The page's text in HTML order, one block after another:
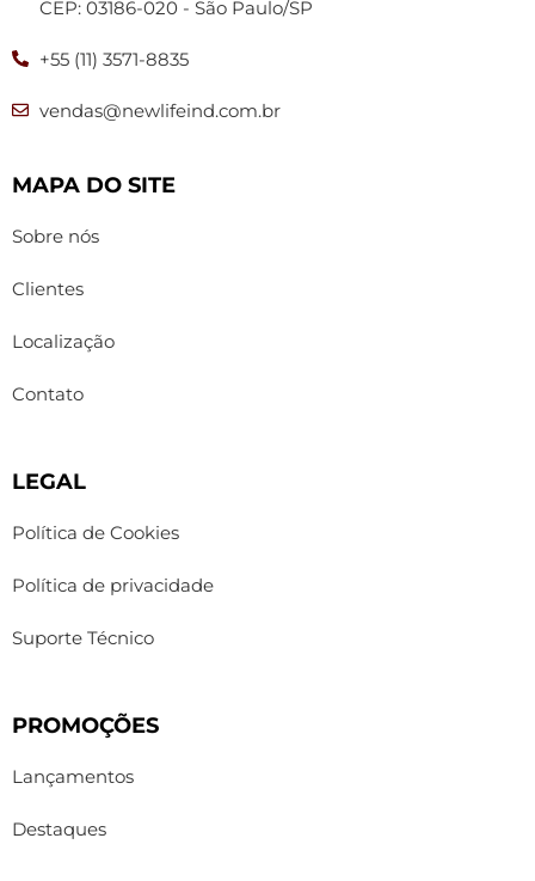
CEP: 03186-020 - São Paulo/SP
+55 (11) 3571-8835
vendas@newlifeind.com.br
MAPA DO SITE
Sobre nós
Clientes
Localização
Contato
LEGAL
Política de Cookies
Política de privacidade
Suporte Técnico
PROMOÇÕES
Lançamentos
Destaques